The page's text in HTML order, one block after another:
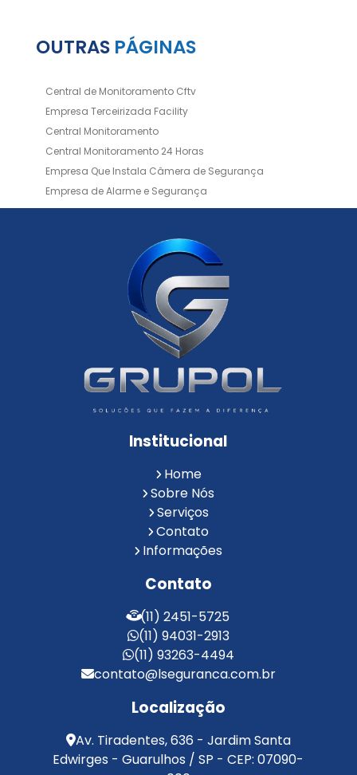
OUTRAS PÁGINAS
Central de Monitoramento Cftv
Empresa Terceirizada Facility
Central Monitoramento
Central Monitoramento 24 Horas
Empresa Que Instala Câmera de Segurança
Empresa de Alarme e Segurança
Empresa de Alarmes
Empresa de Facilities
Empresa de Instalação de Câmeras de Segurança
Empresa de Limpeza e Portaria
Empresas de Limpeza de Condomínios
Empresas de Monitoramento Cftv
Facility Terceirização
Instalação de Cftv
Instalação de Cercas Elétricas Residenciais
Monitoramento de Alarme 24 Horas
Portaria e Limpeza
Portaria Inteligente
Portaria Remota
Reconhecimento Facial em Condomínios
Reconhecimento Facial para Condomínios
Reconhecimento Facial para Portaria
Reconhecimento Facial Portaria
Serviço de Limpeza Terceirizado
Serviço de Portaria e Limpeza
Serviços de Limpeza e Portaria
Terceirização de Facilities
Terceirização de Portaria
Zeladoria de Condomínios
Institucional
Home
Sobre Nós
Serviços
Contato
Informações
Contato
(11) 2451-5725
(11) 94031-2913
(11) 93263-4494
contato@lseguranca.com.br
Localização
Av. Tiradentes, 636 - Jardim Santa
Edwirges - Guarulhos / SP - CEP: 07090-